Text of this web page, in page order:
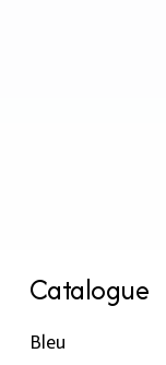
Catalogue
Bleu